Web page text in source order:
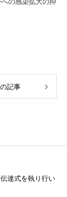
記事
達式を執り行い